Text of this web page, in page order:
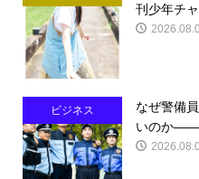
刊少年チ
ビジネス
なぜ警備
いのか――